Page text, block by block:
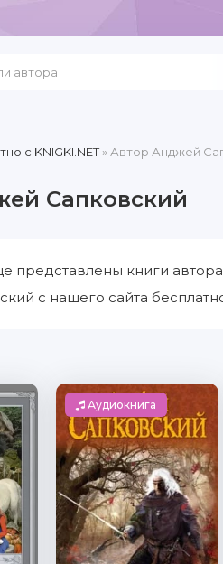
c KNIGKI.NET» Автор Анджей
Сапковский
представлены книги
с нашего сайта
Аудиокнига